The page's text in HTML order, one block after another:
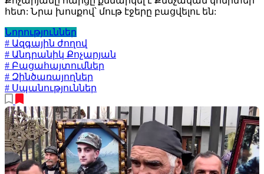
հետ: Նրա խոսքով՝ մութ էջերը բացվելու են:
Նորություններ
# Ազգային ժողով
# Անդրանիկ Քոչարյան
# Բացահայտումներ
# Զինծառայողներ
# Սպանություններ